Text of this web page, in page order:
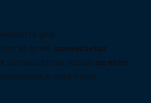
of girls
sit amet, consectetur
. Donec ultrices massa ac enim
ante mollis.